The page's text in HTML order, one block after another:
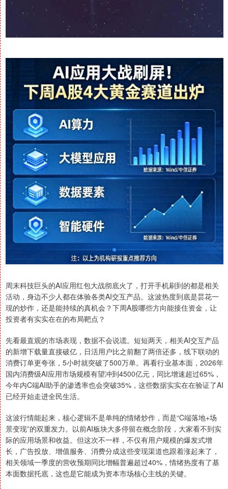
周末科技巨头的AI应用红包大战彻底火了，打开手机刷到的都是相关
活动，身边不少人都在体验各类AI交互产品。这波热度到底是昙花一
现的炒作，还是能持续的真机会？下周A股哪些方向能接住资金，让
投资者有实实在在的布局靶点？
先看最直观的市场表现，数据不会说谎。短短两天，相关AI交互产品
的新增下载量直接破亿，日活用户比之前翻了两倍还多，线下联动的
消费订单更夸张，5小时就突破了500万单。再看行业基本面，2026年
国内消费级AI应用市场规模有望冲到4500亿元，同比增速超过65%，
今年内C端AI助手的渗透率也会突破35%，这些数据实实在在验证了AI
已经开始走进全民生活。
这波行情能起来，核心逻辑不是单纯的情绪炒作，而是“C端落地+场
景变现”的双重发力。以前AI板块大多停留在概念阶段，大家看不到实
际的应用场景和收益。但这次不一样，不仅有用户规模的爆发式增
长，广告投放、增值服务、消费分成这些变现渠道也跟着涨起来了，
相关领域一季度的营收预期同比增幅普遍超过40%，情绪热度有了基
本面数据托底，这也是它能成为资本市场核心主线的关键。